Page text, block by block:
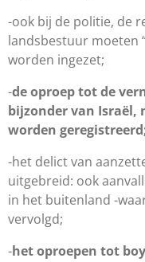
-ook bij de politie, de
landsbestuur moeten
worden ingezet;
-de oproep tot de
bijzonder van Israël,
worden
-het delict van
uitgebreid: ook
in het buitenland -
vervolgd;
-het oproepen tot